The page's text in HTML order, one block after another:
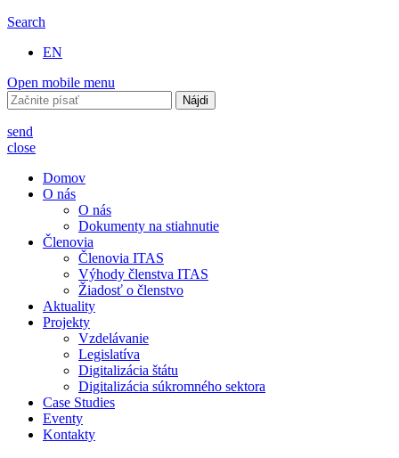
Search
EN
Open mobile menu
Hľadať:
send
close
Domov
O nás
O nás
Dokumenty na stiahnutie
Členovia
Členovia ITAS
Výhody členstva ITAS
Žiadosť o členstvo
Aktuality
Projekty
Vzdelávanie
Legislatíva
Digitalizácia štátu
Digitalizácia súkromného sektora
Case Studies
Eventy
Kontakty